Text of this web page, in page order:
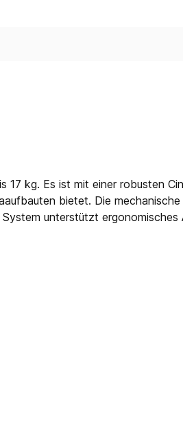
kg. Es ist mit einer robusten
bietet. Die
unterstützt